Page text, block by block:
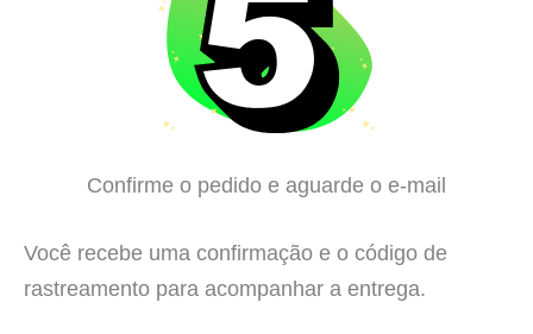
Confirme o pedido e aguarde o e-mail
Você recebe uma confirmação e o código de
rastreamento para acompanhar a entrega.